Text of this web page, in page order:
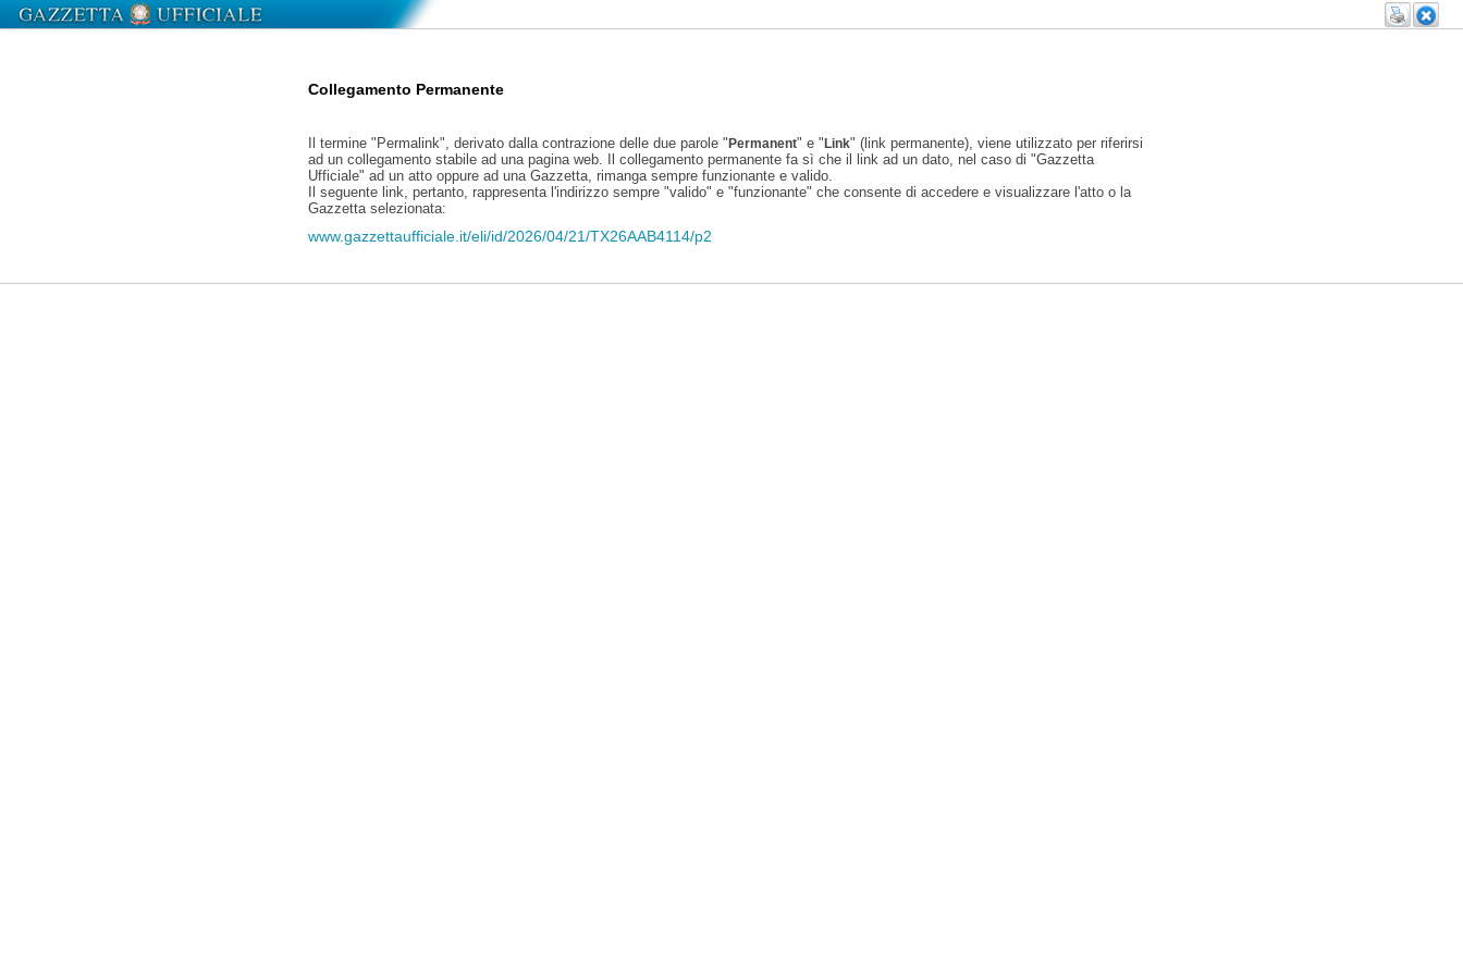
Collegamento Permanente
Il termine "Permalink", derivato dalla contrazione delle due parole "Permanent" e "Link" (link permanente), viene utilizzato per riferirsi
ad un collegamento stabile ad una pagina web. Il collegamento permanente fa sì che il link ad un dato, nel caso di "Gazzetta
Ufficiale" ad un atto oppure ad una Gazzetta, rimanga sempre funzionante e valido.
Il seguente link, pertanto, rappresenta l'indirizzo sempre "valido" e "funzionante" che consente di accedere e visualizzare l'atto o la
Gazzetta selezionata:
www.gazzettaufficiale.it/eli/id/2026/04/21/TX26AAB4114/p2